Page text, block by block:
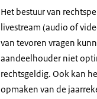
Het bestuur van
livestream (audio of
van tevoren vragen
aandeelhouder niet
rechtsgeldig. Ook kan
opmaken van de